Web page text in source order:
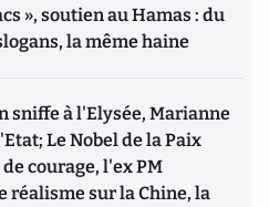
», soutien au Hamas : du
la même haine
sniffe à l'Elysée, Marianne
Le Nobel de la Paix
courage, l'ex PM
réalisme sur la Chine, la